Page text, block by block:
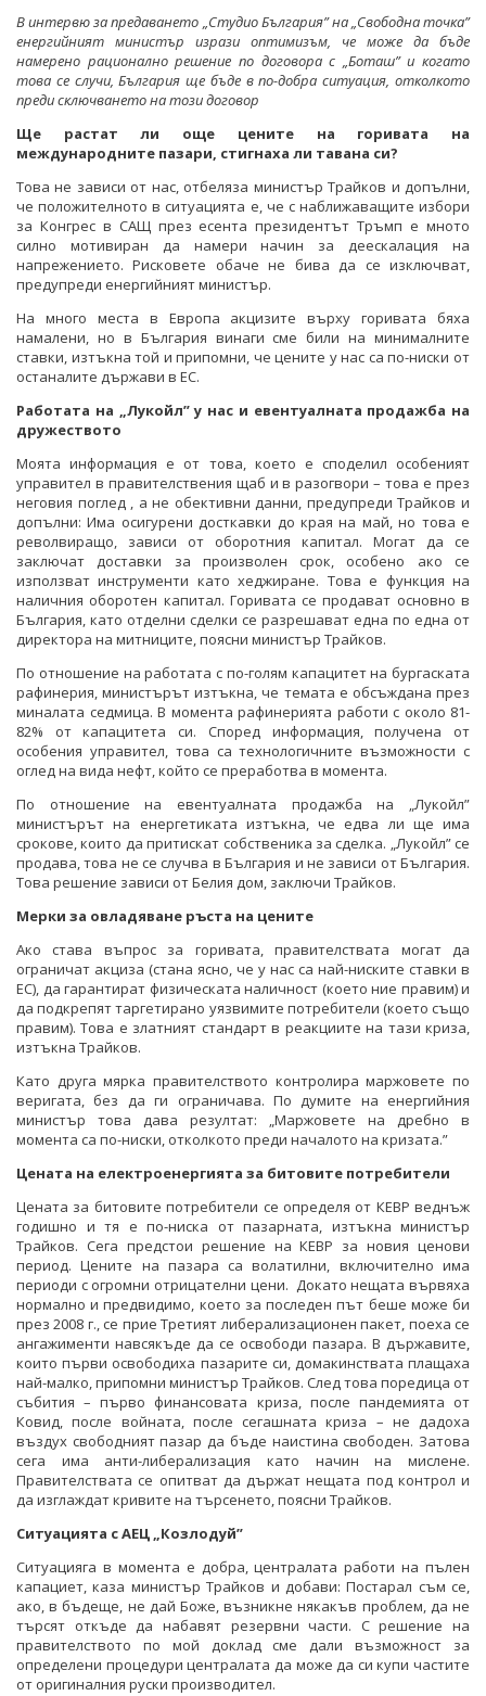
В интервю за предаването „Студио България” на „Свободна точка”
енергийният министър изрази оптимизъм, че може да бъде
намерено рационално решение по договора с „Боташ” и когато
това се случи, България ще бъде в по-добра ситуация, отколкото
преди сключването на този договор
Ще растат ли още цените на горивата на
международните пазари, стигнаха ли тавана си?
Това не зависи от нас, отбеляза министър Трайков и допълни,
че положителното в ситуацията е, че с наближаващите избори
за Конгрес в САЩ през есента президентът Тръмп е мното
силно мотивиран да намери начин за деескалация на
напрежението. Рисковете обаче не бива да се изключват,
предупреди енергийният министър.
На много места в Европа акцизите върху горивата бяха
намалени, но в България винаги сме били на минималните
ставки, изтъкна той и припомни, че цените у нас са по-ниски от
останалите държави в ЕС.
Работата на „Лукойл” у нас и евентуалната продажба на
дружеството
Моята информация е от това, което е споделил особеният
управител в правителствения щаб и в разогвори – това е през
неговия поглед , а не обективни данни, предупреди Трайков и
допълни: Има осигурени досткавки до края на май, но това е
револвиращо, зависи от оборотния капитал. Могат да се
заключат доставки за произволен срок, особено ако се
използват инструменти като хеджиране. Това е функция на
наличния оборотен капитал. Горивата се продават основно в
България, като отделни сделки се разрешават една по една от
директора на митниците, поясни министър Трайков.
По отношение на работата с по-голям капацитет на бургаската
рафинерия, министърът изтъкна, че темата е обсъждана през
миналата седмица. В момента рафинерията работи с около 81-
82% от капацитета си. Според информация, получена от
особения управител, това са технологичните възможности с
оглед на вида нефт, който се преработва в момента.
По отношение на евентуалната продажба на „Лукойл”
министърът на енергетиката изтъкна, че едва ли ще има
срокове, които да притискат собственика за сделка. „Лукойл” се
продава, това не се случва в България и не зависи от България.
Това решение зависи от Белия дом, заключи Трайков.
Мерки за овладяване ръста на цените
Ако става въпрос за горивата, правителствата могат да
ограничат акциза (стана ясно, че у нас са най-ниските ставки в
ЕС), да гарантират физическата наличност (което ние правим) и
да подкрепят таргетирано уязвимите потребители (което също
правим). Това е златният стандарт в реакциите на тази криза,
изтъкна Трайков.
Като друга мярка правителството контролира маржовете по
веригата, без да ги ограничава. По думите на енергийния
министър това дава резултат: „Маржовете на дребно в
момента са по-ниски, отколкото преди началото на кризата.”
Цената на електроенергията за битовите потребители
Цената за битовите потребители се определя от КЕВР веднъж
годишно и тя е по-ниска от пазарната, изтъкна министър
Трайков. Сега предстои решение на КЕВР за новия ценови
период. Цените на пазара са волатилни, включително има
периоди с огромни отрицателни цени. Докато нещата вървяха
нормално и предвидимо, което за последен път беше може би
през 2008 г., се прие Третият либерализационен пакет, поеха се
ангажименти навсякъде да се освободи пазара. В държавите,
които първи освободиха пазарите си, домакинствата плащаха
най-малко, припомни министър Трайков. След това поредица от
събития – първо финансовата криза, после пандемията от
Ковид, после войната, после сегашната криза – не дадоха
въздух свободният пазар да бъде наистина свободен. Затова
сега има анти-либерализация като начин на мислене.
Правителствата се опитват да държат нещата под контрол и
да изглаждат кривите на търсенето, поясни Трайков.
Ситуацията с АЕЦ „Козлодуй”
Ситуацияга в момента е добра, централата работи на пълен
капациет, каза министър Трайков и добави: Постарал съм се,
ако, в бъдеще, не дай Боже, възникне някакъв проблем, да не
търсят откъде да набавят резервни части. С решение на
правителството по мой доклад сме дали възможност за
определени процедури централата да може да си купи частите
от оригиналния руски производител.